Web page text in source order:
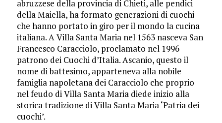
abruzzese della provincia di Chieti, alle pendici
della Maiella, ha formato generazioni di cuochi
che hanno portato in giro per il mondo la cucina
italiana. A Villa Santa Maria nel 1563 nasceva San
Francesco Caracciolo, proclamato nel 1996
patrono dei Cuochi d’Italia. Ascanio, questo il
nome di battesimo, apparteneva alla nobile
famiglia napoletana dei Caracciolo che proprio
nel feudo di Villa Santa Maria diede inizio alla
storica tradizione di Villa Santa Maria ‘Patria dei
cuochi’.